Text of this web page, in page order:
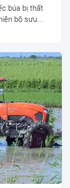
búa bị thất
bộ sưu...